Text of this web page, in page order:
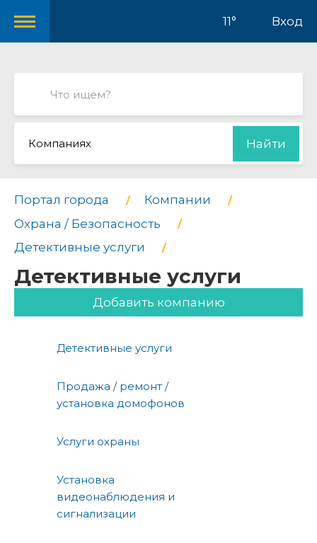
11° Вход
Компаниях Найти
Портал города
Компании
Охрана / Безопасность
Детективные услуги
Детективные услуги
Добавить компанию
Детективные услуги
Продажа / ремонт /
установка домофонов
Услуги охраны
Установка
видеонаблюдения и
сигнализации